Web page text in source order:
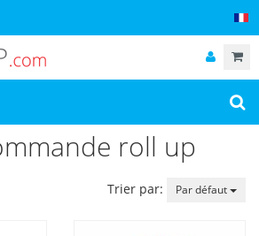
roll up
Trier par: Par défaut